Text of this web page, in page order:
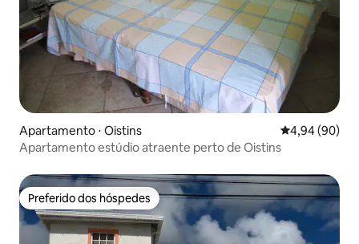
Apartamento ⋅ Oistins 4,94 de uma
4,94 (90)
Apartamento estúdio atraente perto de Oistins
Preferido dos hóspedes
Preferido dos hóspedes